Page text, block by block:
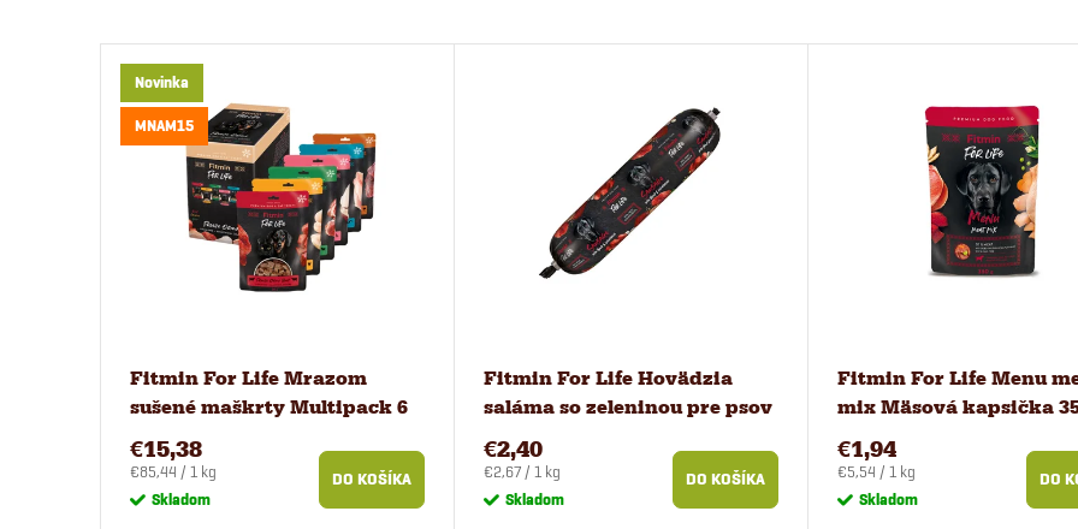
Novinka
MNAM15
Fitmin For Life Mrazom
sušené maškrty Multipack 6
príchutí
€15,38
Jednotková
cena:
€85,44 / 1 kg
Skladom
DO KOŠÍKA
Fitmin For Life Hovädzia
saláma so zeleninou pre psov
900 g
€2,40
Jednotková
cena:
€2,67 / 1 kg
Skladom
DO KOŠÍKA
Fitmin For Life Menu
mix Mäsová kapsička
€1,94
Jednotková
cena:
€5,54 / 1 kg
Skladom
DO